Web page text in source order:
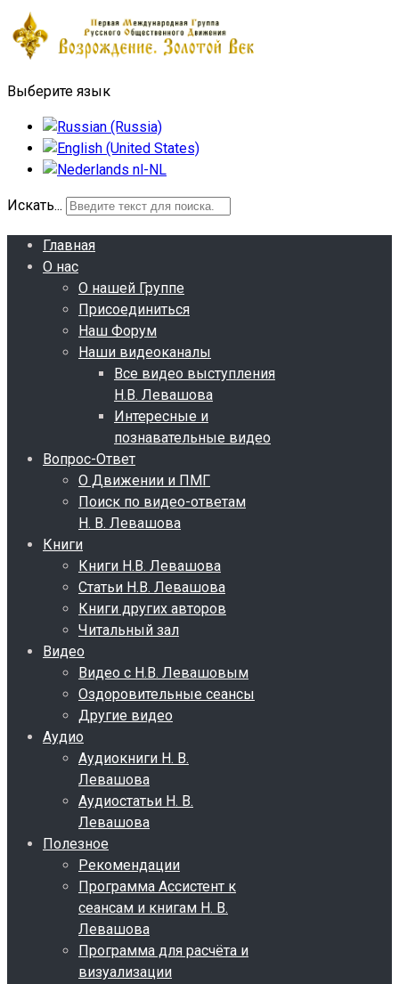
Выберите язык
Искать...
Главная
О нас
О нашей Группе
Присоединиться
Наш Форум
Наши видеоканалы
Все видео выступления
Н.В. Левашова
Интересные и
познавательные видео
Вопрос-Ответ
О Движении и ПМГ
Поиск по видео-ответам
Н. В. Левашова
Книги
Книги Н.В. Левашова
Статьи Н.В. Левашова
Книги других авторов
Читальный зал
Видео
Видео с Н.В. Левашовым
Оздоровительные сеансы
Другие видео
Аудио
Аудиокниги Н. В.
Левашова
Аудиостатьи Н. В.
Левашова
Полезное
Рекомендации
Программа Ассистент к
сеансам и книгам Н. В.
Левашова
Программа для расчёта и
визуализации